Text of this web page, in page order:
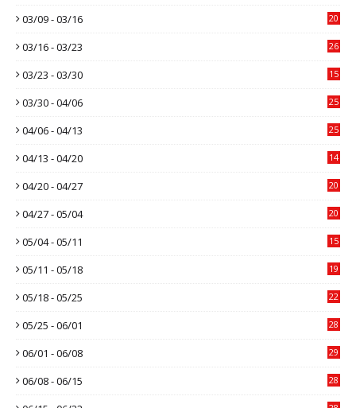
03/09 - 03/16 20
03/16 - 03/23 26
03/23 - 03/30 15
03/30 - 04/06 25
04/06 - 04/13 25
04/13 - 04/20 14
04/20 - 04/27 20
04/27 - 05/04 20
05/04 - 05/11 15
05/11 - 05/18 19
05/18 - 05/25 22
05/25 - 06/01 28
06/01 - 06/08 29
06/08 - 06/15 28